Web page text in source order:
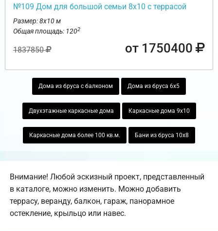
№109 Дом для большой семьи 8х10 с террасой
Размер: 8х10 м
Общая площадь: 1202
1837850 от 1750400
Дома из бруса с балконом Дома из бруса 6х5
Двухэтажные каркасные дома Каркасные дома 9х10
Каркасные дома более 100 кв.м. Бани из бруса 10х8
Внимание! Любой эскизный проект, представленный
в каталоге, можно изменить. Можно добавить
террасу, веранду, балкон, гараж, панорамное
остекление, крыльцо или навес.